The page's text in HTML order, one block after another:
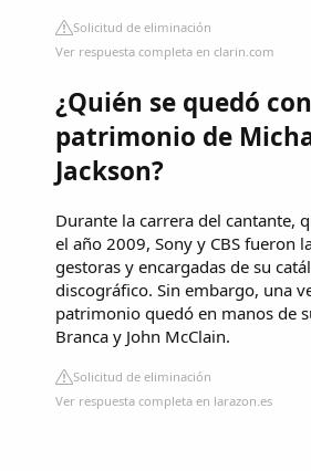
Solicitud de eliminación
Ver respuesta completa en clarin.com
¿Quién se quedó
patrimonio de
Jackson?
Durante la carrera del cantante,
el año 2009, Sony y CBS fueron
gestoras y encargadas de su
discográfico. Sin embargo, una
patrimonio quedó en manos de
Branca y John McClain.
Solicitud de eliminación
Ver respuesta completa en larazon.es